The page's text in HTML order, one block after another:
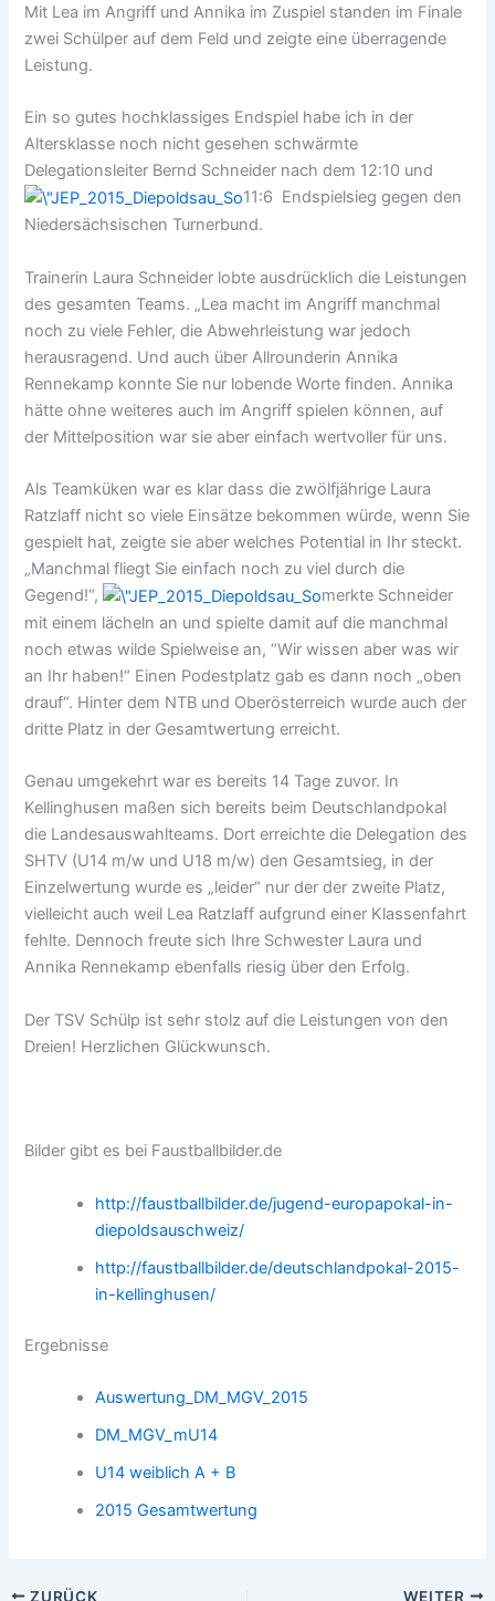
Mit Lea im Angriff und Annika im Zuspiel standen im Finale
zwei Schülper auf dem Feld und zeigte eine überragende
Leistung.
Ein so gutes hochklassiges Endspiel habe ich in der
Altersklasse noch nicht gesehen schwärmte
Delegationsleiter Bernd Schneider nach dem 12:10 und
11:6 Endspielsieg gegen den
Niedersächsischen Turnerbund.
Trainerin Laura Schneider lobte ausdrücklich die Leistungen
des gesamten Teams. „Lea macht im Angriff manchmal
noch zu viele Fehler, die Abwehrleistung war jedoch
herausragend. Und auch über Allrounderin Annika
Rennekamp konnte Sie nur lobende Worte finden. Annika
hätte ohne weiteres auch im Angriff spielen können, auf
der Mittelposition war sie aber einfach wertvoller für uns.
Als Teamküken war es klar dass die zwölfjährige Laura
Ratzlaff nicht so viele Einsätze bekommen würde, wenn Sie
gespielt hat, zeigte sie aber welches Potential in Ihr steckt.
„Manchmal fliegt Sie einfach noch zu viel durch die
Gegend!“,
merkte Schneider
mit einem lächeln an und spielte damit auf die manchmal
noch etwas wilde Spielweise an, “Wir wissen aber was wir
an Ihr haben!“ Einen Podestplatz gab es dann noch „oben
drauf“. Hinter dem NTB und Oberösterreich wurde auch der
dritte Platz in der Gesamtwertung erreicht.
Genau umgekehrt war es bereits 14 Tage zuvor. In
Kellinghusen maßen sich bereits beim Deutschlandpokal
die Landesauswahlteams. Dort erreichte die Delegation des
SHTV (U14 m/w und U18 m/w) den Gesamtsieg, in der
Einzelwertung wurde es „leider“ nur der der zweite Platz,
vielleicht auch weil Lea Ratzlaff aufgrund einer Klassenfahrt
fehlte. Dennoch freute sich Ihre Schwester Laura und
Annika Rennekamp ebenfalls riesig über den Erfolg.
Der TSV Schülp ist sehr stolz auf die Leistungen von den
Dreien! Herzlichen Glückwunsch.
Bilder gibt es bei Faustballbilder.de
http://faustballbilder.de/jugend-europapokal-in-
diepoldsauschweiz/
http://faustballbilder.de/deutschlandpokal-2015-
in-kellinghusen/
Ergebnisse
Auswertung_DM_MGV_2015
DM_MGV_mU14
U14 weiblich A + B
2015 Gesamtwertung
ZURÜCK WEITER